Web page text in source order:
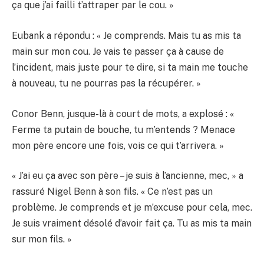
ça que j’ai failli t’attraper par le cou. »
Eubank a répondu : « Je comprends. Mais tu as mis ta
main sur mon cou. Je vais te passer ça à cause de
l’incident, mais juste pour te dire, si ta main me touche
à nouveau, tu ne pourras pas la récupérer. »
Conor Benn, jusque-là à court de mots, a explosé : «
Ferme ta putain de bouche, tu m’entends ? Menace
mon père encore une fois, vois ce qui t’arrivera. »
« J’ai eu ça avec son père – je suis à l’ancienne, mec, » a
rassuré Nigel Benn à son fils. « Ce n’est pas un
problème. Je comprends et je m’excuse pour cela, mec.
Je suis vraiment désolé d’avoir fait ça. Tu as mis ta main
sur mon fils. »